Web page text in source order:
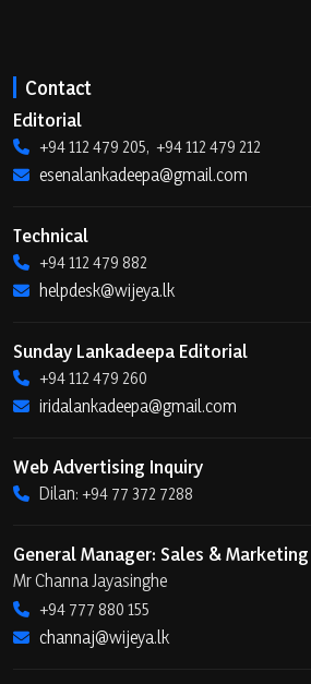
Contact
Editorial
+94 112 479 205, +94 112 479 212
esenalankadeepa@gmail.com
Technical
+94 112 479 882
helpdesk@wijeya.lk
Sunday Lankadeepa Editorial
+94 112 479 260
iridalankadeepa@gmail.com
Web Advertising Inquiry
Dilan: +94 77 372 7288
General Manager: Sales & Marketing
Mr Channa Jayasinghe
+94 777 880 155
channaj@wijeya.lk